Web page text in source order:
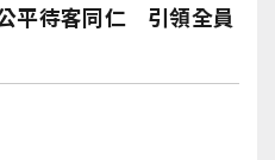
平待客同仁 引領全員